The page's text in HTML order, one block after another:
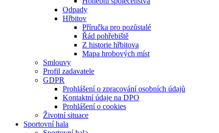
Odpady
Hřbitov
Příručka pro pozůstalé
Řád pohřebiště
Z historie hřbitova
Mapa hrobových míst
Smlouvy
Profil zadavatele
GDPR
Prohlášení o zpracování osobních údajů
Kontaktní údaje na DPO
Prohlášení o cookies
Životní situace
Sportovní hala